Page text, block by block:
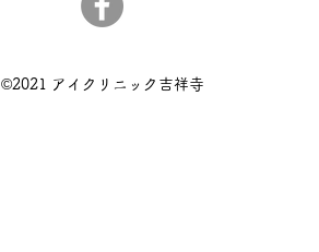
©2021 アイクリニック吉祥寺